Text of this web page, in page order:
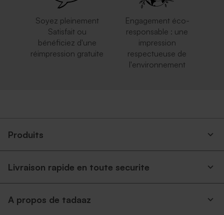
Soyez pleinement
Satisfait ou
bénéficiez d'une
réimpression gratuite
Engagement éco-
responsable : une
impression
respectueuse de
l'environnement
Produits
Livraison rapide en toute securite
A propos de tadaaz